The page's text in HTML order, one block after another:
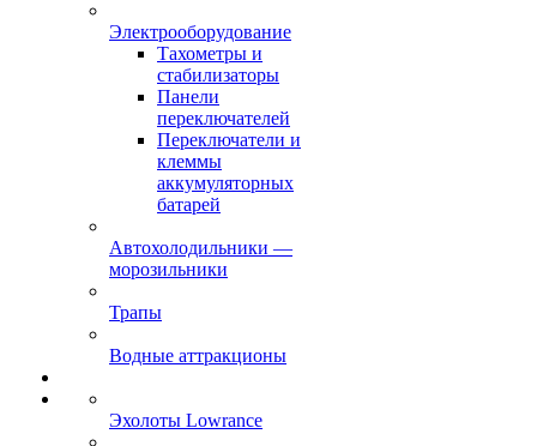
Электрооборудование
Тахометры и
стабилизаторы
Панели
переключателей
Переключатели и
клеммы
аккумуляторных
батарей
Автохолодильники —
морозильники
Трапы
Водные аттракционы
Эхолоты Lowrance